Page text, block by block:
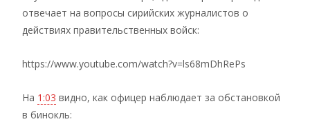
отвечает на вопросы сирийских журналистов о
действиях правительственных войск:
https://www.youtube.com/watch?v=ls68mDhRePs
На 1:03 видно, как офицер наблюдает за обстановкой
в бинокль: